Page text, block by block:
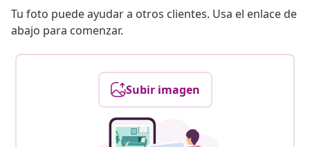
Tu foto puede ayudar a otros clientes. Usa el enlace de
abajo para comenzar.
Subir imagen